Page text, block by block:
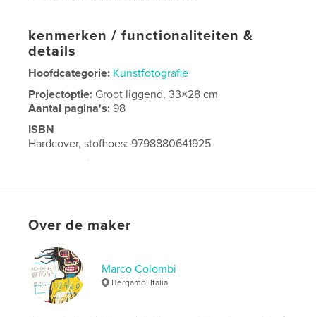
kenmerken / functionaliteiten &
details
Hoofdcategorie: Kunstfotografie
Projectoptie: Groot liggend, 33×28 cm
Aantal pagina's:98
ISBN
Hardcover, stofhoes: 9798880641925
Datum publiceren:
Over de maker
Marco Colombi
Bergamo, Italia